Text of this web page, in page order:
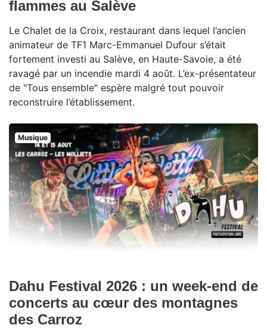
flammes au Salève
Le Chalet de la Croix, restaurant dans lequel l’ancien
animateur de TF1 Marc-Emmanuel Dufour s’était
fortement investi au Salève, en Haute-Savoie, a été
ravagé par un incendie mardi 4 août. L’ex-présentateur
de "Tous ensemble" espère malgré tout pouvoir
reconstruire l’établissement.
Musique
Dahu Festival 2026 : un week-end de
concerts au cœur des montagnes
des Carroz